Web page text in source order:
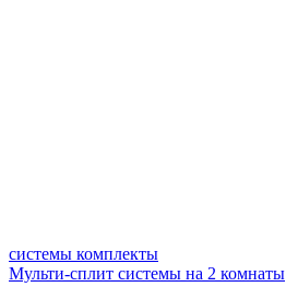
системы комплекты
Мульти-сплит системы на 2 комнаты